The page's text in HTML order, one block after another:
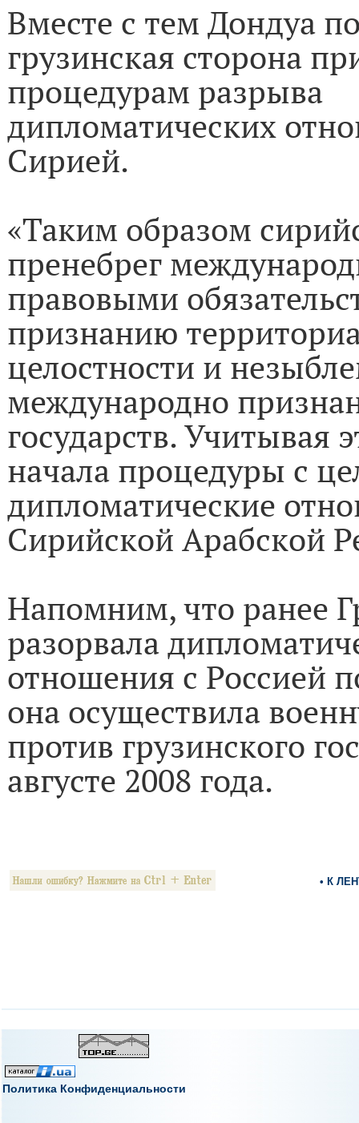
Вместе с тем Дондуа
грузинская сторона
процедурам разрыва
дипломатических
Сирией.
«Таким образом
пренебрег
правовыми
признанию
целостности и
международно
государств. Учитывая
начала процедуры с
дипломатические
Сирийской Арабской
Напомним, что ранее
разорвала
отношения с Россией
она осуществила
против грузинского
августе 2008 года.
• К
Политика Конфиденциальности